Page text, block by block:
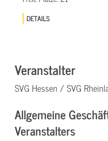
DETAILS
Veranstalter
SVG Hessen / SVG
Allgemeine
Veranstalters